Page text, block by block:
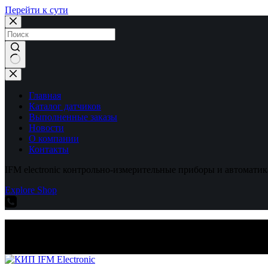
Перейти к сути
Ничего
не
найденоГлавная
Каталог датчиков
Выполненные заказы
Новости
О компании
Контакты
IFM electronic контрольно-измерительные приборы и
Explore Shop